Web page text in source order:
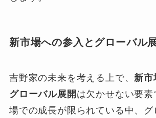
新市場への参入とグローバル
吉野家の未来を考える上で、 新市
グローバル展開 は欠かせない要
場での成長が限られている中、グ